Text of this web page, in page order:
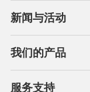
新闻与活动
我们的产品
服务支持